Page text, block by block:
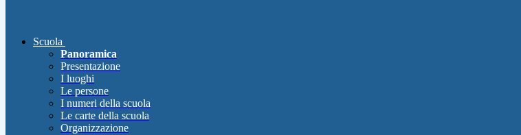
Scuola
Panoramica
Presentazione
I luoghi
Le persone
I numeri della scuola
Le carte della scuola
Organizzazione